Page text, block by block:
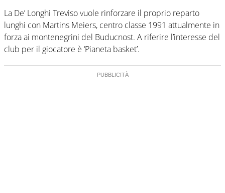
La De’ Longhi Treviso vuole rinforzare il proprio reparto
lunghi con Martins Meiers, centro classe 1991 attualmente in
forza ai montenegrini del Buducnost. A riferire l’interesse del
club per il giocatore è ‘Pianeta basket’.